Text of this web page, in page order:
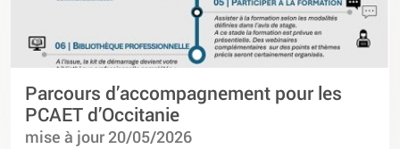
Parcours d’accompagnement pour les
PCAET d’Occitanie
mise à jour 20/05/2026